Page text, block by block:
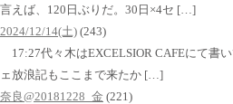
言えば、120日ぶりだ。30日×4セ […]
2024/12/14(土) (243)
17:27代々木はEXCELSIOR CAFEにて書
ェ放浪記もここまで来たか […]
奈良@20181228_金 (221)